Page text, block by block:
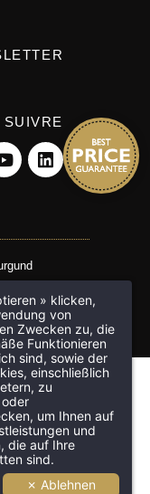
SUIVRE
» klicken,
von
Zwecken zu, die
Funktionieren
sind, sowie der
einschließlich
zu
um Ihnen auf
und
die auf Ihre
sind.
✗ Ablehnen